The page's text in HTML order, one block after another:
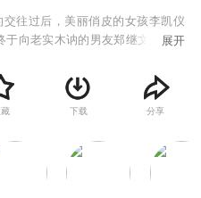
交往过后，美丽俏皮的女孩李凯仪
于向老实木讷的男友郑继文（周俊
人魔，是指对正常食物完全没有
吞食指甲刀来维持生命的特殊人
思，不过郑继文最终还是相信了
在此之后，李凯仪打算开一家指甲
所有的指甲刀人魔提供帮助……
展开
下载 分享